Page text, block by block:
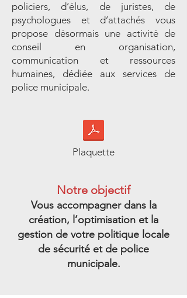
policiers, d’élus, de juristes, de
psychologues et d’attachés vous
propose désormais une activité de
conseil en organisation,
communication et ressources
humaines, dédiée aux services de
police municipale.
Plaquette
Notre objectif
Vous accompagner dans la
création, l’optimisation et la
gestion de votre politique locale
de sécurité et de police
municipale.